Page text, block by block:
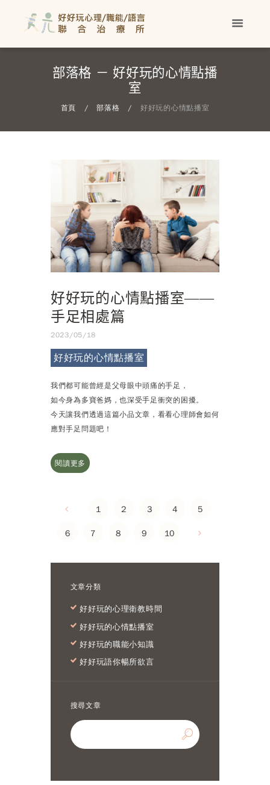
部落格 － 好好玩的心情點播
室
首頁 部落格 好好玩的心情點播室
好好玩的心情點播室——
手足相處篇
2023/05/18
好好玩的心情點播室
我們都可能曾經是父母眼中頭痛的手足，
如今身為多寶爸媽，也深受手足衝突的困擾。
今天讓我們透過這篇小品文章，看看心理師會如何
應對手足問題吧！
閱讀更多
1 2 3 4 5
6 7 8 9 10
文章分類
好好玩的心理衛教時間
好好玩的心情點播室
好好玩的職能小知識
好好玩語你暢所欲言
搜尋文章